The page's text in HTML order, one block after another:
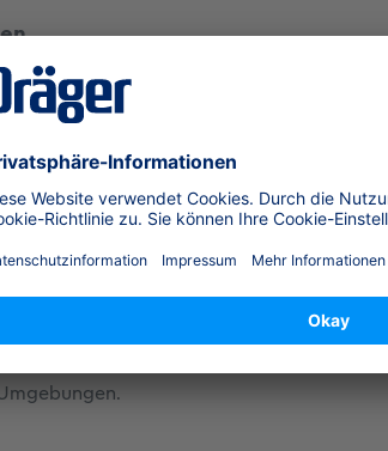
30 °C in der Maschine gewaschen
oder für Tankreinigungen.
bei Arbeiten mit niedrig
Salzen.
Partikeln und ist somit ideal